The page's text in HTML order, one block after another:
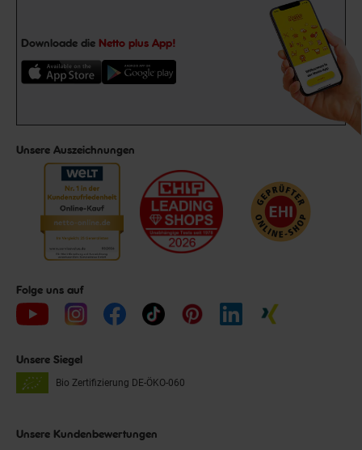
Downloade die Netto plus App!
Unsere Auszeichnungen
Folge uns auf
Unsere Siegel
Bio Zertifizierung DE-ÖKO-060
Unsere Kundenbewertungen